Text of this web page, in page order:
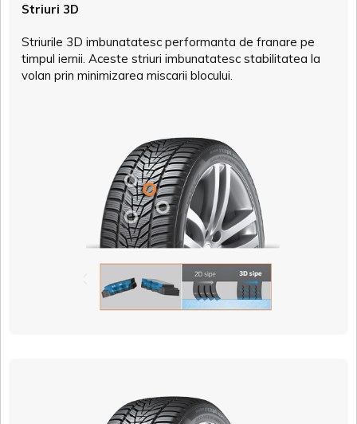
Striuri 3D
Striurile 3D imbunatatesc performanta de franare pe
timpul iernii. Aceste striuri imbunatatesc stabilitatea la
volan prin minimizarea miscarii blocului.